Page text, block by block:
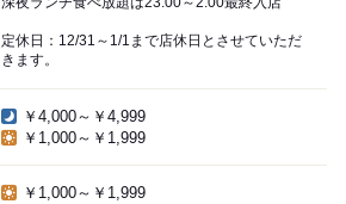
定休日：12/31～1/1まで店休日とさせていただ
きます。
￥4,000～￥4,999
￥1,000～￥1,999
￥1,000～￥1,999